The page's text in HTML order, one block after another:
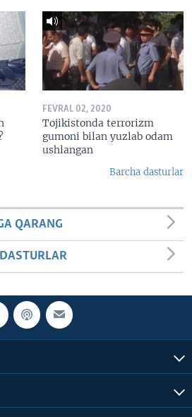
FEVRAL 02, 2020
Tojikistonda terrorizm
gumoni bilan yuzlab odam
ushlangan
Barcha dasturlar
QARANG